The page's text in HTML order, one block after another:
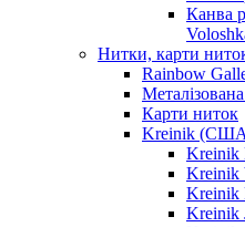
Канва
Нитки, карти
Rainbow
Карти ниток
Kreinik
Kreinik
Kreinik
Kreinik
Kreinik